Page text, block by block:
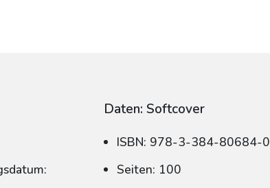
Daten: Softcover
ISBN: 978-3-384-80684-0
Seiten: 100